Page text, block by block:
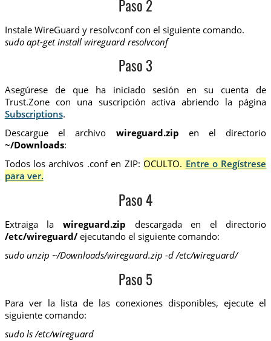
Paso 2
Instale WireGuard y resolvconf con el siguiente comando.
sudo apt-get install wireguard resolvconf
Paso 3
Asegúrese de que ha iniciado sesión en su cuenta de
Trust.Zone con una suscripción activa abriendo la página
Subscriptions.
Descargue el archivo wireguard.zip en el directorio
~/Downloads:
Todos los archivos .conf en ZIP: OCULTO. Entre o Regístrese
para ver.
Paso 4
Extraiga la wireguard.zip descargada en el directorio
/etc/wireguard/ejecutando el siguiente comando:
sudo unzip ~/Downloads/wireguard.zip -d /etc/wireguard/
Paso 5
Para ver la lista de las conexiones disponibles, ejecute el
siguiente comando:
sudo ls /etc/wireguard